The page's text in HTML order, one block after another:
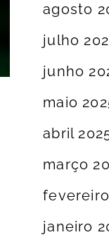
agosto
julho
junho
maio
abril
março
janeiro